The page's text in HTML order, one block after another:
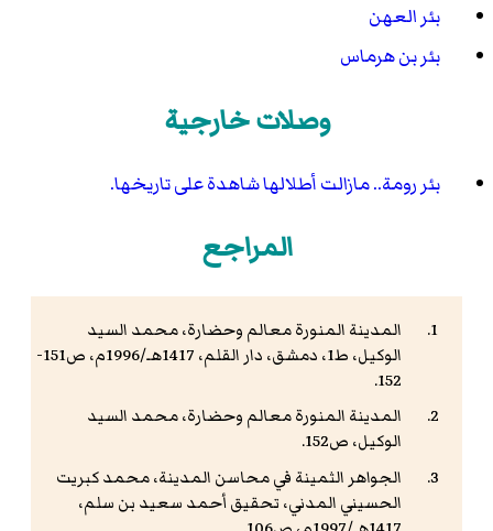
بئر العهن
بئر بن هرماس
وصلات خارجية
بئر رومة.. مازالت أطلالها شاهدة على تاريخها.
المراجع
المدينة المنورة معالم وحضارة، محمد السيد
الوكيل، ط1، دمشق، دار القلم، 1417هـ/1996م، ص151-
152.
المدينة المنورة معالم وحضارة، محمد السيد
الوكيل، ص152.
الجواهر الثمينة في محاسن المدينة، محمد كبريت
الحسيني المدني، تحقيق أحمد سعيد بن سلم،